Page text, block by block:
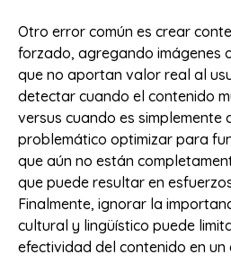
Otro error común es crear
forzado, agregando imágenes
que no aportan valor real al
detectar cuando el contenido
versus cuando es simplemente
problemático optimizar para
que aún no están
que puede resultar en
Finalmente, ignorar la
cultural y lingüístico puede
efectividad del contenido en